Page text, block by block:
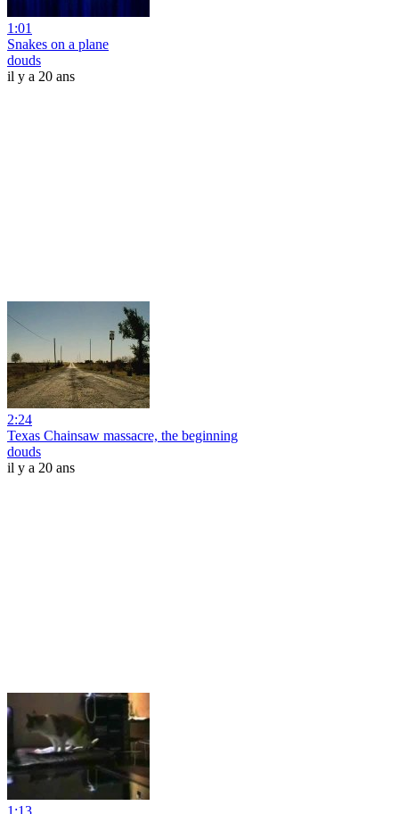
1:01
Snakes on a plane
douds
il y a 20 ans
2:24
Texas Chainsaw massacre, the beginning
douds
il y a 20 ans